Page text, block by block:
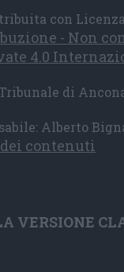
con
- Non
4.0
di
Alberto
contenuti
VERSIONE